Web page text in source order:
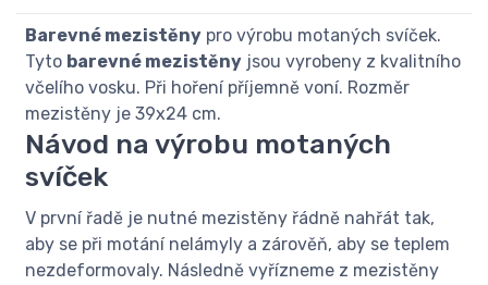
Barevné mezistěny pro výrobu motaných svíček.
Tyto barevné mezistěny jsou vyrobeny z kvalitního
včelího vosku. Při hoření příjemně voní. Rozměr
mezistěny je 39x24 cm.
Návod na výrobu motaných
svíček
V první řadě je nutné mezistěny řádně nahřát tak,
aby se při motání nelámyly a zárověň, aby se teplem
nezdeformovaly. Následně vyřízneme z mezistěny